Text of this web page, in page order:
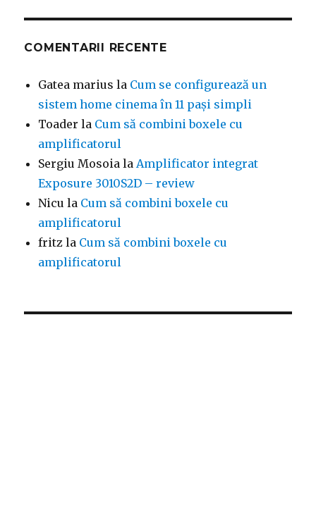
COMENTARII RECENTE
Gatea marius la Cum se configurează un
sistem home cinema în 11 pași simpli
Toader la Cum să combini boxele cu
amplificatorul
Sergiu Mosoia laAmplificator integrat
Exposure 3010S2D – review
Nicu la Cum să combini boxele cu
amplificatorul
fritz la Cum să combini boxele cu
amplificatorul